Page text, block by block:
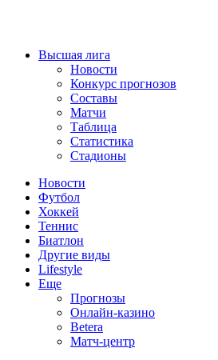
Высшая лига
Новости
Конкурс прогнозов
Составы
Матчи
Таблица
Статистика
Стадионы
Новости
Футбол
Хоккей
Теннис
Биатлон
Другие виды
Lifestyle
Еще
Прогнозы
Онлайн-казино
Betera
Матч-центр